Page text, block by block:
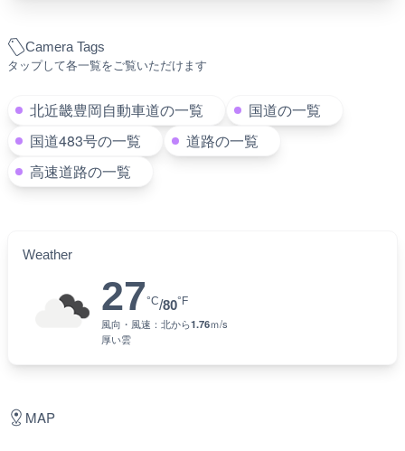
Camera Tags
タップして各一覧をご覧いただけます
北近畿豊岡自動車道の一覧
国道の一覧
国道483号の一覧
道路の一覧
高速道路の一覧
Weather
27°C/80°F
風向・風速： 北から1.76ｍ/s
厚い雲
MAP